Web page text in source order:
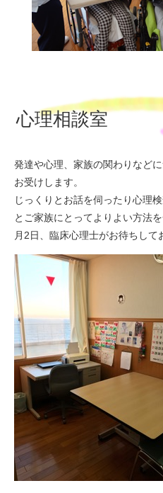
心理相談室
発達や心理、家族の関わりなど
お受けします。
じっくりとお話を伺ったり心理
とご家族にとってよりよい方法
月2日、臨床心理士がお待ちして